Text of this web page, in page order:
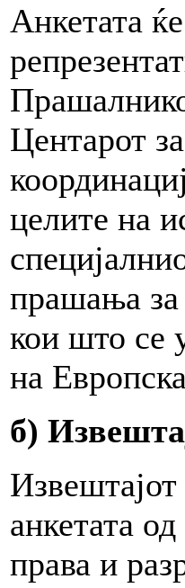
Анкетата
Центарот
целите на
прашања за
кои што се
на
б)
анкетата
права и